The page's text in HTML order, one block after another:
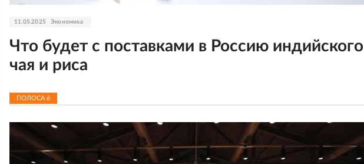
11.05.2025 Экономика
Что будет с поставками в Россию индийского
чая и риса
ПОЛОСА 6